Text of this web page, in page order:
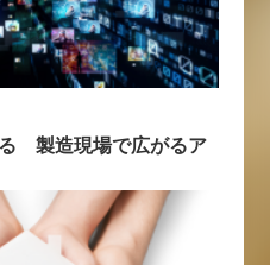
る 製造現場で広がるア